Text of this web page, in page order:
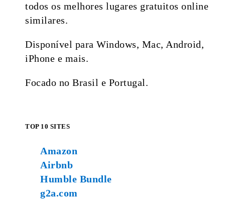
todos os melhores lugares gratuitos online
similares.
Disponível para Windows, Mac, Android,
iPhone e mais.
Focado no Brasil e Portugal.
TOP 10 SITES
Amazon
Airbnb
Humble Bundle
g2a.com